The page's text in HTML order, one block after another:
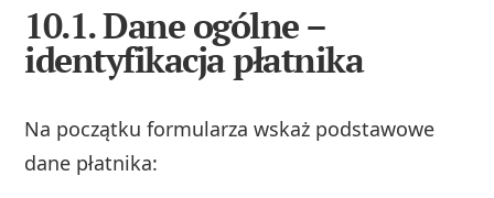
10.1. Dane ogólne –
identyfikacja płatnika
Na początku formularza wskaż podstawowe
dane płatnika: